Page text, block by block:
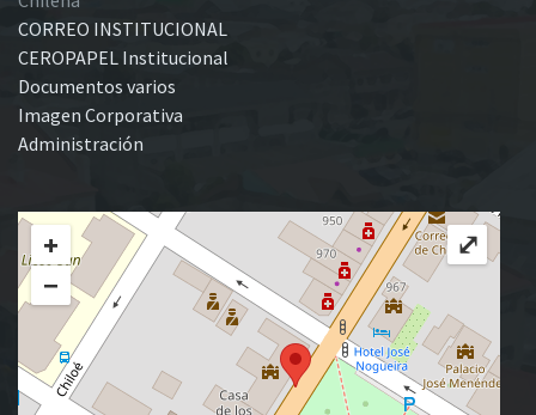
CORREO INSTITUCIONAL
CEROPAPEL Institucional
Documentos varios
Imagen Corporativa
Administración
+
−
⤢